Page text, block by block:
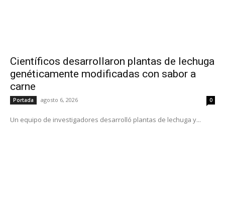
Científicos desarrollaron plantas de lechuga
genéticamente modificadas con sabor a
carne
Portada agosto 6, 2026 0
Un equipo de investigadores desarrolló plantas de lechuga y...